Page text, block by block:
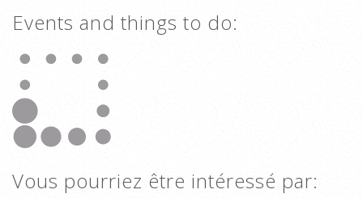
Events and things to do:
Vous pourriez être intéressé par: